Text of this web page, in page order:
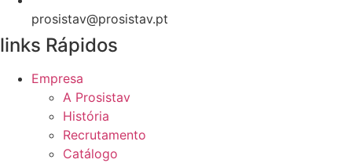
prosistav@prosistav.pt
links Rápidos
Empresa
A Prosistav
História
Recrutamento
Catálogo